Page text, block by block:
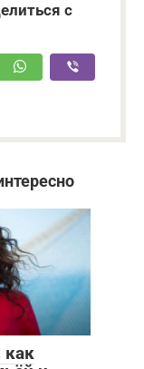
с
как